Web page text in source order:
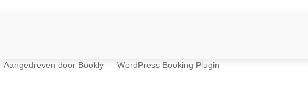
Aangedreven door Bookly — WordPress Booking Plugin